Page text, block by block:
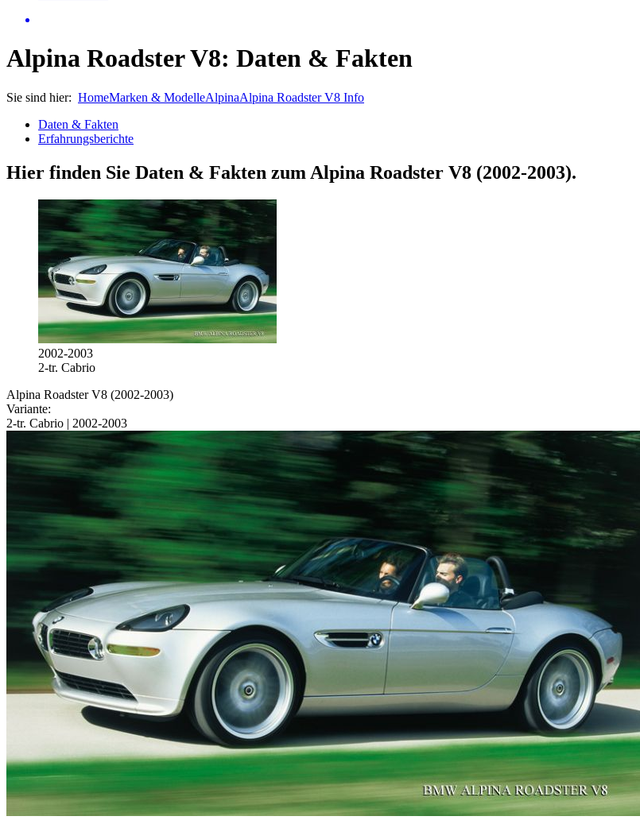
Alpina Roadster V8: Daten & Fakten
Sie sind hier: HomeMarken & ModelleAlpinaAlpina Roadster V8 Info
Daten & Fakten
Erfahrungsberichte
Hier finden Sie Daten & Fakten zum Alpina Roadster V8 (2002-2003).
2002-2003
2-tr. Cabrio
Alpina Roadster V8 (2002-2003)
Variante:
2-tr. Cabrio | 2002-2003